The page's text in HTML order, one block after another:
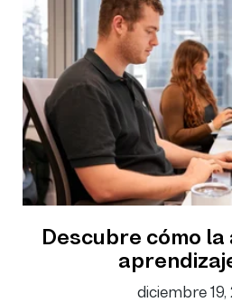
Descubre cómo la
diciembre 19,